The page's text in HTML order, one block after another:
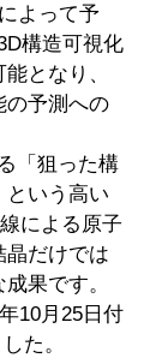
よって予
構造可視化
となり、
の予測への
「狙った構
という高い
による原子
晶だけでは
果です。
10月25日付
た。